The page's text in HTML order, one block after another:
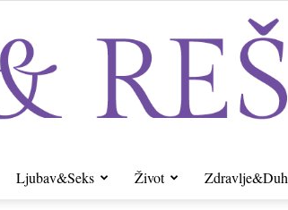
Ljubav&Seks Život Zdravlje&Duh